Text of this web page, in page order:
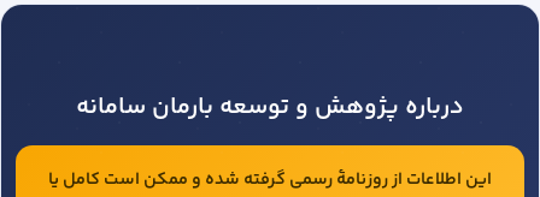
درباره پژوهش و توسعه بارمان سامانه
این اطلاعات از روزنامهٔ رسمی گرفته شده و ممکن است کامل یا